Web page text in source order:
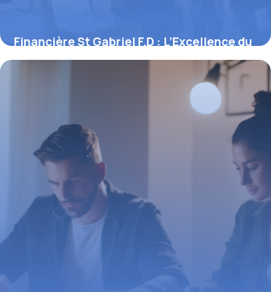
Financière St Gabriel F.D : L’Excellence du
Capitalisme Familial et de l’Ingénierie